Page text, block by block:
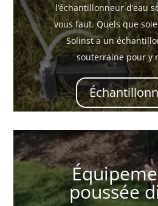
l’échantillonneur d’eau
vous faut. Quels que
Solinst a un
souterraine pour y
poussée